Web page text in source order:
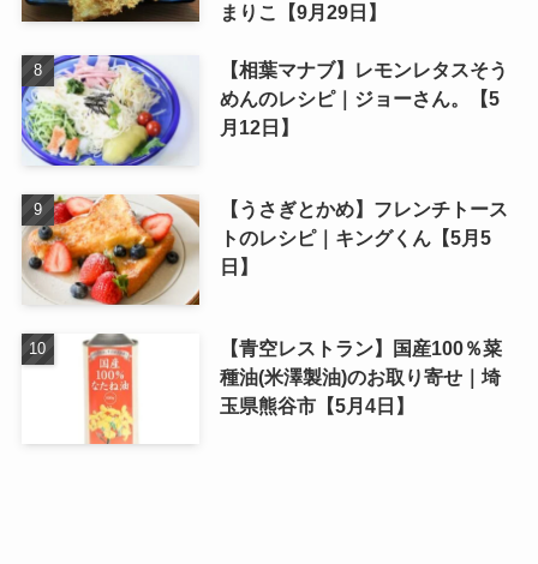
まりこ【9月29日】
【相葉マナブ】レモンレタスそう
めんのレシピ｜ジョーさん。【5
月12日】
【うさぎとかめ】フレンチトース
トのレシピ｜キングくん【5月5
日】
【青空レストラン】国産100％菜
種油(米澤製油)のお取り寄せ｜埼
玉県熊谷市【5月4日】